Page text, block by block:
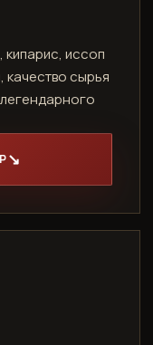
иссоп
качество сырья